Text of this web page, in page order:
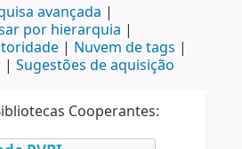
avançada
por hierarquia
Nuvem de tags
Sugestões de aquisição
Cooperantes: